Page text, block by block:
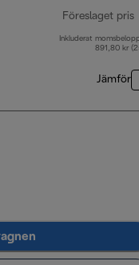
Föreslaget pris
Inkluderat
891,80 kr
Jämför